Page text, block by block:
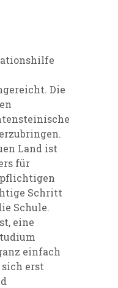
Die
Land ist
für
Schritt
Schule.
eine
einfach
erst